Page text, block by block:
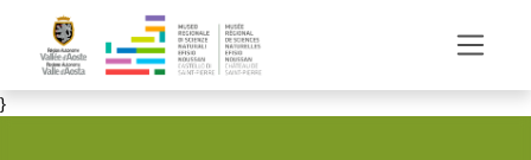
Salta al contenuto principale
}